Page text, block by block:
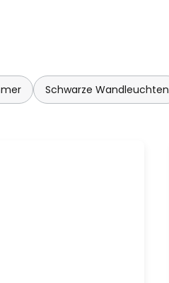
Schwarze Wandleuchten